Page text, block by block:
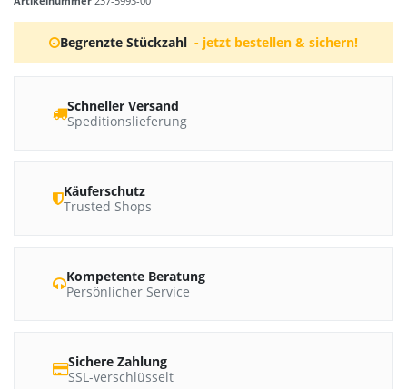
Begrenzte Stückzahl - jetzt bestellen & sichern!
Schneller Versand
Speditionslieferung
Käuferschutz
Trusted Shops
Kompetente Beratung
Persönlicher Service
Sichere Zahlung
SSL-verschlüsselt